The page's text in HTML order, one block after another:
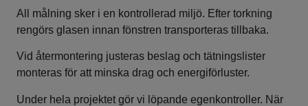
All målning sker i en kontrollerad miljö. Efter torkning
rengörs glasen innan fönstren transporteras tillbaka.
Vid återmontering justeras beslag och tätningslister
monteras för att minska drag och energiförluster.
Under hela projektet gör vi löpande egenkontroller. När